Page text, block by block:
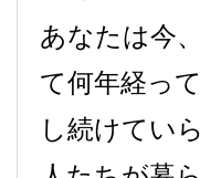
あなたは今
て何年経っ
し続けてい